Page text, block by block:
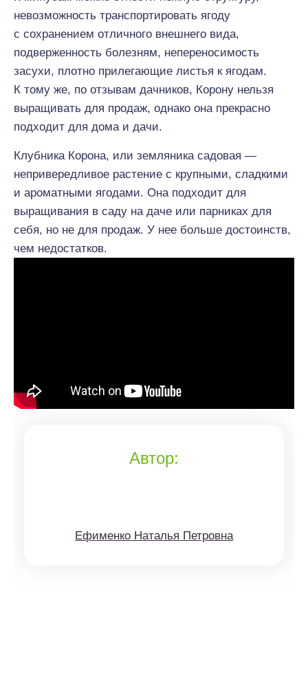
невозможность транспортировать ягоду
с сохранением отличного внешнего вида,
подверженность болезням, непереносимость
засухи, плотно прилегающие листья к ягодам.
К тому же, по отзывам дачников, Корону нельзя
выращивать для продаж, однако она прекрасно
подходит для дома и дачи.
Клубника Корона, или земляника садовая —
непривередливое растение с крупными, сладкими
и ароматными ягодами. Она подходит для
выращивания в саду на даче или парниках для
себя, но не для продаж. У нее больше достоинств,
чем недостатков.
Автор:
Ефименко Наталья Петровна